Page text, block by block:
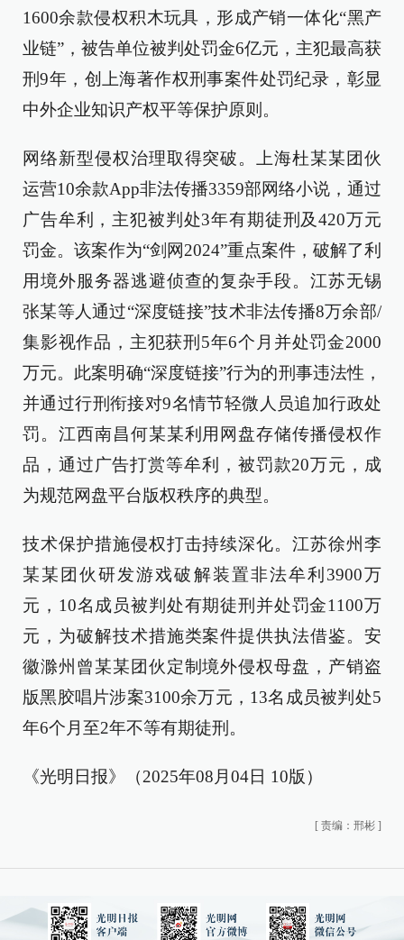
1600余款侵权积木玩具，形成产销一体化“黑产
业链”，被告单位被判处罚金6亿元，主犯最高获
刑9年，创上海著作权刑事案件处罚纪录，彰显
中外企业知识产权平等保护原则。
网络新型侵权治理取得突破。上海杜某某团伙
运营10余款App非法传播3359部网络小说，通过
广告牟利，主犯被判处3年有期徒刑及420万元
罚金。该案作为“剑网2024”重点案件，破解了利
用境外服务器逃避侦查的复杂手段。江苏无锡
张某等人通过“深度链接”技术非法传播8万余部/
集影视作品，主犯获刑5年6个月并处罚金2000
万元。此案明确“深度链接”行为的刑事违法性，
并通过行刑衔接对9名情节轻微人员追加行政处
罚。江西南昌何某某利用网盘存储传播侵权作
品，通过广告打赏等牟利，被罚款20万元，成
为规范网盘平台版权秩序的典型。
技术保护措施侵权打击持续深化。江苏徐州李
某某团伙研发游戏破解装置非法牟利3900万
元，10名成员被判处有期徒刑并处罚金1100万
元，为破解技术措施类案件提供执法借鉴。安
徽滁州曾某某团伙定制境外侵权母盘，产销盗
版黑胶唱片涉案3100余万元，13名成员被判处5
年6个月至2年不等有期徒刑。
《光明日报》（2025年08月04日 10版）
[ 责编：邢彬 ]